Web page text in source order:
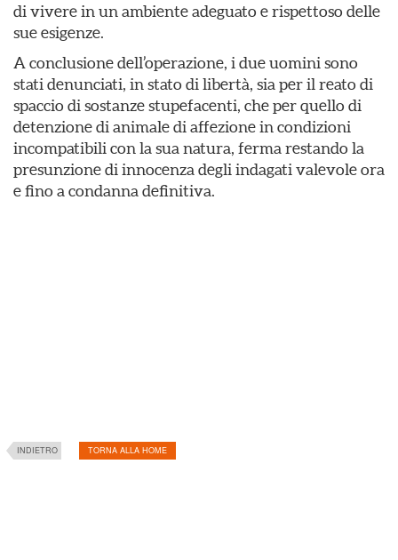
di vivere in un ambiente adeguato e rispettoso delle
sue esigenze.
A conclusione dell’operazione, i due uomini sono
stati denunciati, in stato di libertà, sia per il reato di
spaccio di sostanze stupefacenti, che per quello di
detenzione di animale di affezione in condizioni
incompatibili con la sua natura, ferma restando la
presunzione di innocenza degli indagati valevole ora
e fino a condanna definitiva.
INDIETRO TORNA ALLA HOME